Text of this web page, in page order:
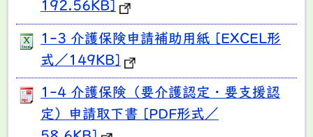
192.56KB]
1-3 介護保険申請補助用紙 [EXCEL形
式／149KB]
1-4 介護保険（要介護認定・要支援認
定）申請取下書 [PDF形式／